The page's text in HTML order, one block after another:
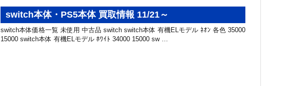
switch本体・PS5本体 買取情報 11/21～
switch本体価格一覧 未使用 中古品 switch switch本体 有機ELモデル ﾈｵﾝ 各色 35000
15000 switch本体 有機ELモデル ﾎﾜｲﾄ 34000 15000 sw …